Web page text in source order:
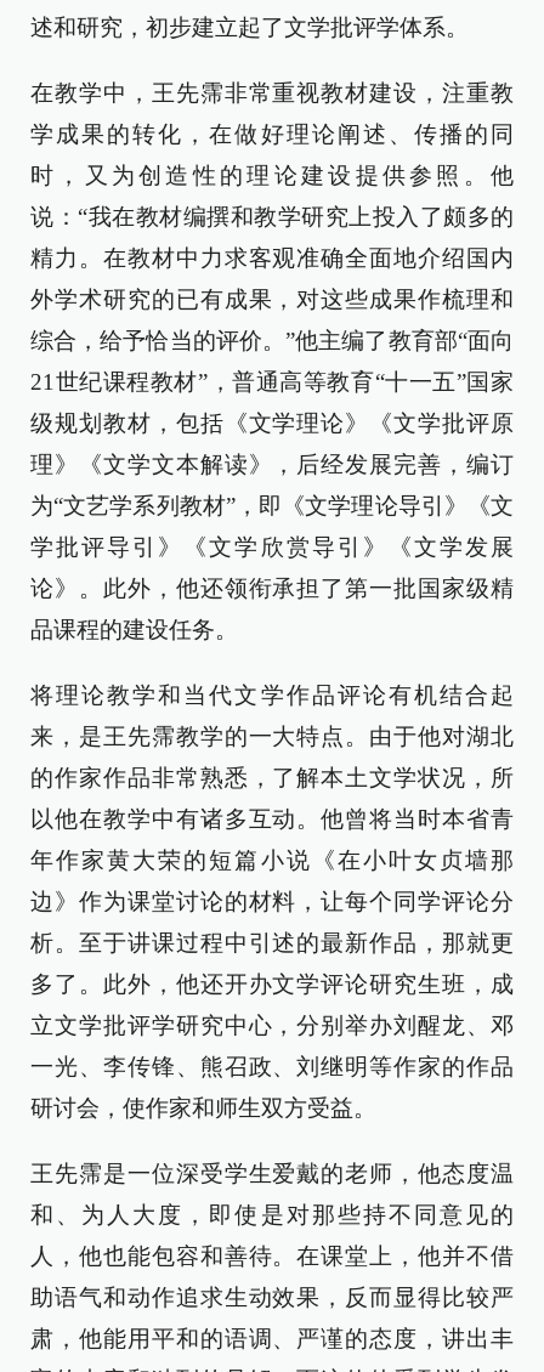
述和研究，初步建立起了文学批评学体系。
在教学中，王先霈非常重视教材建设，注重教
学成果的转化，在做好理论阐述、传播的同
时，又为创造性的理论建设提供参照。他
说：“我在教材编撰和教学研究上投入了颇多的
精力。在教材中力求客观准确全面地介绍国内
外学术研究的已有成果，对这些成果作梳理和
综合，给予恰当的评价。”他主编了教育部“面向
21世纪课程教材”，普通高等教育“十一五”国家
级规划教材，包括《文学理论》《文学批评原
理》《文学文本解读》，后经发展完善，编订
为“文艺学系列教材”，即《文学理论导引》《文
学批评导引》《文学欣赏导引》《文学发展
论》。此外，他还领衔承担了第一批国家级精
品课程的建设任务。
将理论教学和当代文学作品评论有机结合起
来，是王先霈教学的一大特点。由于他对湖北
的作家作品非常熟悉，了解本土文学状况，所
以他在教学中有诸多互动。他曾将当时本省青
年作家黄大荣的短篇小说《在小叶女贞墙那
边》作为课堂讨论的材料，让每个同学评论分
析。至于讲课过程中引述的最新作品，那就更
多了。此外，他还开办文学评论研究生班，成
立文学批评学研究中心，分别举办刘醒龙、邓
一光、李传锋、熊召政、刘继明等作家的作品
研讨会，使作家和师生双方受益。
王先霈是一位深受学生爱戴的老师，他态度温
和、为人大度，即使是对那些持不同意见的
人，他也能包容和善待。在课堂上，他并不借
助语气和动作追求生动效果，反而显得比较严
肃，他能用平和的语调、严谨的态度，讲出丰